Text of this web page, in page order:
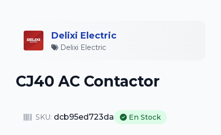
Delixi Electric
Delixi Electric
CJ40 AC Contactor
SKU: dcb95ed723da En Stock